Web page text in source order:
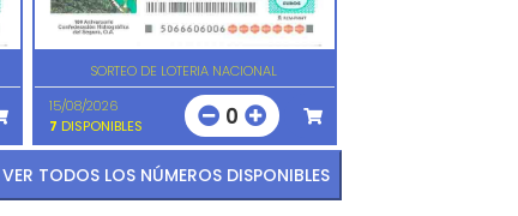
SORTEO DE LOTERIA NACIONAL
15/08/2026
7 DISPONIBLES 0
VER TODOS LOS NÚMEROS DISPONIBLES